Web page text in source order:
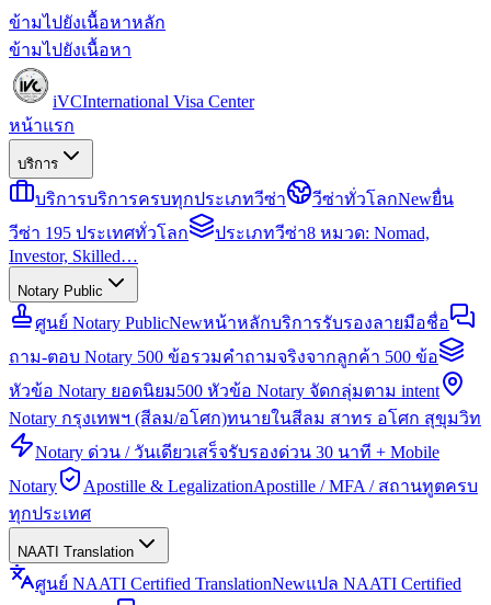
ข้ามไปยังเนื้อหาหลัก
ข้ามไปยังเนื้อหา
iVCInternational Visa Center
หน้าแรก
บริการ
บริการบริการครบทุกประเภทวีซ่า วีซ่าทั่วโลกNewยื่น
วีซ่า 195 ประเทศทั่วโลก
ประเภทวีซ่า8 หมวด: Nomad,
Investor, Skilled…
Notary Public
ศูนย์ Notary PublicNewหน้าหลักบริการรับรองลายมือชื่อ
ถาม-ตอบ Notary 500 ข้อรวมคำถามจริงจากลูกค้า 500 ข้อ
หัวข้อ Notary ยอดนิยม500 หัวข้อ Notary จัดกลุ่มตาม intent
Notary กรุงเทพฯ (สีลม/อโศก)ทนายในสีลม สาทร อโศก สุขุมวิท
Notary ด่วน / วันเดียวเสร็จรับรองด่วน 30 นาที + Mobile
Notary
Apostille & LegalizationApostille / MFA / สถานทูตครบ
ทุกประเทศ
NAATI Translation
ศูนย์ NAATI Certified TranslationNewแปล NAATI Certified